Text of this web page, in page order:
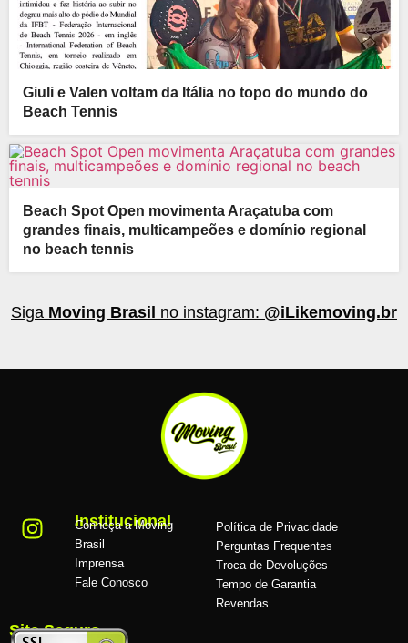
Giuli e Valen voltam da Itália no topo do mundo do
Beach Tennis
Beach Spot Open movimenta Araçatuba com
grandes finais, multicampeões e domínio regional
no beach tennis
Siga Moving Brasil no instagram: @iLikemoving.br
Institucional
Conheça a Moving
Brasil
Imprensa
Fale Conosco
Política de Privacidade
Perguntas Frequentes
Troca de Devoluções
Tempo de Garantia
Revendas
Site Seguro